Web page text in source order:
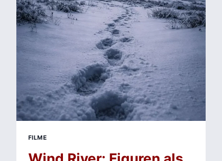
RITCHIE’S
THE
COVENANT
ÜBER
ECHTE
SCHICKSALE
ERZÄHLT
FILME